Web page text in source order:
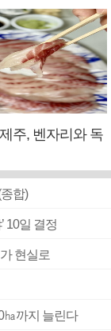
주, 벤자리와 독
합)
10일 결정
현실로
㏊까지 늘린다